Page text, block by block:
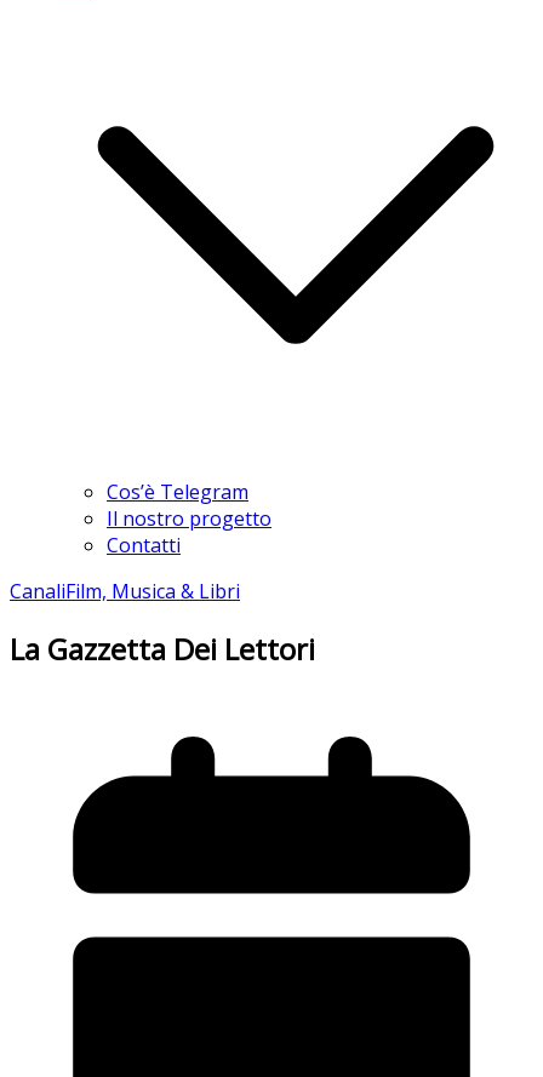
Cos’è Telegram
Il nostro progetto
Contatti
CanaliFilm, Musica & Libri
La Gazzetta Dei Lettori